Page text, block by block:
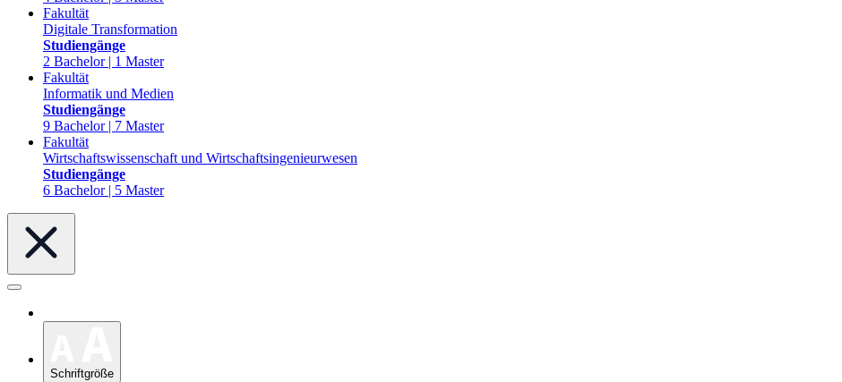
Fakultät
Digitale Transformation
Studiengänge
2 Bachelor | 1 Master
Fakultät
Informatik und Medien
Studiengänge
9 Bachelor | 7 Master
Fakultät
Wirtschaftswissenschaft und Wirtschaftsingenieurwesen
Studiengänge
6 Bachelor | 5 Master
Schriftgröße